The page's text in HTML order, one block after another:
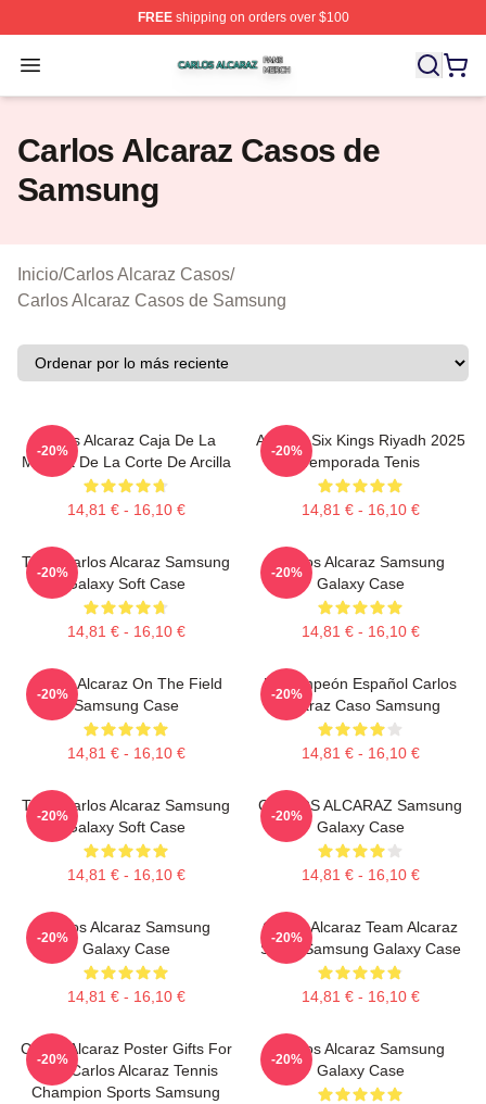
FREEshipping on orders over $100
Open menu
Carlos Alcaraz Shop ⚡️ Officially Licensed Carlos
Carlos Alcaraz Casos de
Samsung
Inicio/Carlos Alcaraz Casos/
Carlos Alcaraz Casos de Samsung
Carlos Alcaraz Caja De La
Mochila De La Corte De Arcilla
14,81 € - 16,10 €
-20%
Alcaraz Six Kings Riyadh 2025
Temporada Tenis
14,81 € - 16,10 €
-20%
Tenis Carlos Alcaraz Samsung
Galaxy Soft Case
14,81 € - 16,10 €
-20%
Carlos Alcaraz Samsung
Galaxy Case
14,81 € - 16,10 €
-20%
Carlos Alcaraz On The Field
Samsung Case
14,81 € - 16,10 €
-20%
El Campeón Español Carlos
Alcaraz Caso Samsung
14,81 € - 16,10 €
-20%
Tenis Carlos Alcaraz Samsung
Galaxy Soft Case
14,81 € - 16,10 €
-20%
CARLOS ALCARAZ Samsung
Galaxy Case
14,81 € - 16,10 €
-20%
Carlos Alcaraz Samsung
Galaxy Case
14,81 € - 16,10 €
-20%
Carlos Alcaraz Team Alcaraz
Spain Samsung Galaxy Case
14,81 € - 16,10 €
-20%
Carlos Alcaraz Poster Gifts For
Him, Carlos Alcaraz Tennis
Champion Sports Samsung
-20%
Carlos Alcaraz Samsung
Galaxy Case
-20%